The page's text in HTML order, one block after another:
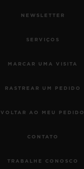
NEWSLETTER
SERVIÇOS
MARCAR UMA VISITA
RASTREAR UM PEDIDO
VOLTAR AO MEU PEDIDO
CONTATO
TRABALHE CONOSCO